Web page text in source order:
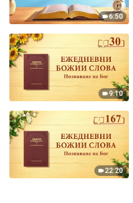
6:50
9:10
22:20